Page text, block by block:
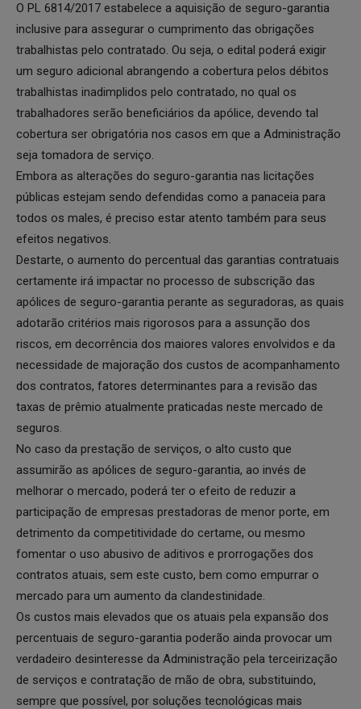
O PL 6814/2017 estabelece a aquisição de seguro-garantia
inclusive para assegurar o cumprimento das obrigações
trabalhistas pelo contratado. Ou seja, o edital poderá exigir
um seguro adicional abrangendo a cobertura pelos débitos
trabalhistas inadimplidos pelo contratado, no qual os
trabalhadores serão beneficiários da apólice, devendo tal
cobertura ser obrigatória nos casos em que a Administração
seja tomadora de serviço.
Embora as alterações do seguro-garantia nas licitações
públicas estejam sendo defendidas como a panaceia para
todos os males, é preciso estar atento também para seus
efeitos negativos.
Destarte, o aumento do percentual das garantias contratuais
certamente irá impactar no processo de subscrição das
apólices de seguro-garantia perante as seguradoras, as quais
adotarão critérios mais rigorosos para a assunção dos
riscos, em decorrência dos maiores valores envolvidos e da
necessidade de majoração dos custos de acompanhamento
dos contratos, fatores determinantes para a revisão das
taxas de prêmio atualmente praticadas neste mercado de
seguros.
No caso da prestação de serviços, o alto custo que
assumirão as apólices de seguro-garantia, ao invés de
melhorar o mercado, poderá ter o efeito de reduzir a
participação de empresas prestadoras de menor porte, em
detrimento da competitividade do certame, ou mesmo
fomentar o uso abusivo de aditivos e prorrogações dos
contratos atuais, sem este custo, bem como empurrar o
mercado para um aumento da clandestinidade.
Os custos mais elevados que os atuais pela expansão dos
percentuais de seguro-garantia poderão ainda provocar um
verdadeiro desinteresse da Administração pela terceirização
de serviços e contratação de mão de obra, substituindo,
sempre que possível, por soluções tecnológicas mais